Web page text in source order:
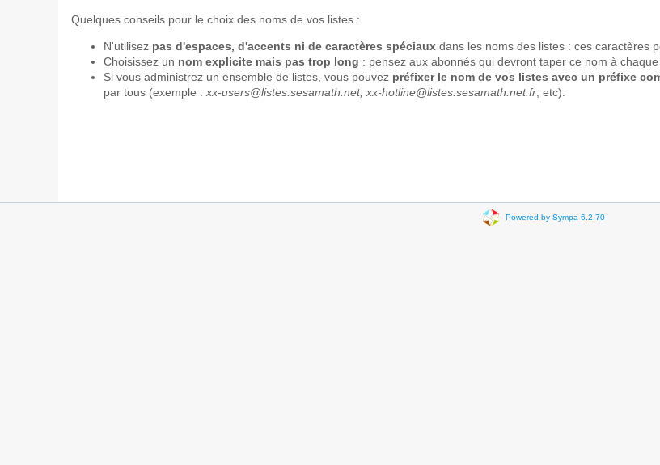
Quelques conseils pour le choix des noms de vos listes :
N'utilisez pas d'espaces, d'accents ni de caractères spéciaux dans les noms des listes : ces caractères
Choisissez un nom explicite mais pas trop long : pensez aux abonnés qui devront taper ce nom à
Si vous administrez un ensemble de listes, vous pouvez préfixer le nom de vos listes avec un préfixe
par tous (exemple :xx-users@listes.sesamath.net, xx-hotline@listes.sesamath.net.fr, etc).
Powered by Sympa 6.2.70